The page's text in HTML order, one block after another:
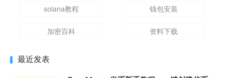
solana教程 钱包安装
加密百科 资料下载
最近发表